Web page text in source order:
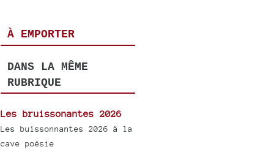
À EMPORTER
DANS LA MÊME
RUBRIQUE
Les bruissonantes 2026
Les buissonnantes 2026 à la
cave poésie